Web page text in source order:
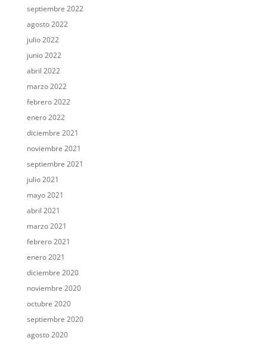
septiembre 2022
agosto 2022
julio 2022
junio 2022
abril 2022
marzo 2022
febrero 2022
enero 2022
diciembre 2021
noviembre 2021
septiembre 2021
julio 2021
mayo 2021
abril 2021
marzo 2021
febrero 2021
enero 2021
diciembre 2020
noviembre 2020
octubre 2020
septiembre 2020
agosto 2020